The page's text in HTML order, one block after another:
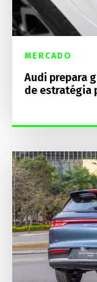
MERCADO
Audi prepara
de estratégia